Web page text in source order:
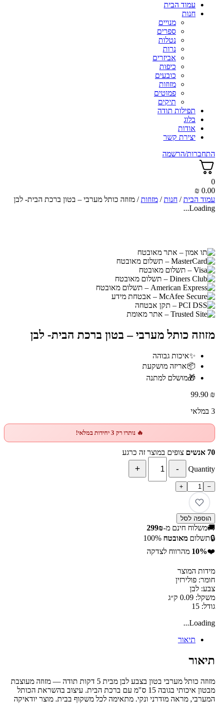
עמוד הבית
חנות
מנויים
ספרים
נטלות
נרות
אביזרים
כיפות
כובעים
מזוזות
פמוטים
תיקים
תפילות תודה
בלוג
אודות
יצירת קשר
התחברות/הרשמה
0
0.00
₪
עמוד הבית/ חנות/ מזוזות/ מזוזה כותל מערבי – בטון ברכת הבית- לבן
Loading...
מזוזה כותל מערבי – בטון ברכת הבית- לבן
✨איכות גבוהה
📦אריזה מושקעת
🎁מושלם למתנה
99.90 ₪
3 במלאי
🔥 נותרו רק 3 יחידות במלאי!
70 אנשים
צופים במוצר זה כרגע
Quantity
−
+
הוספה לסל
🚚משלוח חינם מ-299₪
🔒תשלום מאובטח
❤️
10% מהרווח לצדקה
מידות המוצר
חומר: פולירזין
צבע: לבן
משקל: 0.09 ק״ג
גודל: 15
Loading...
תיאור
תיאור
מזוזה כותל מערבי בטון בצבע לבן מבית 5 דקות תודה — מזוזה מעוצבת
מבטון איכותי בגובה 15 ס"מ עם ברכת הבית. עיצוב בהשראת הכותל
המערבי, מראה מודרני ונקי. מתאימה לכל משקוף בבית. מוצר יודאיקה